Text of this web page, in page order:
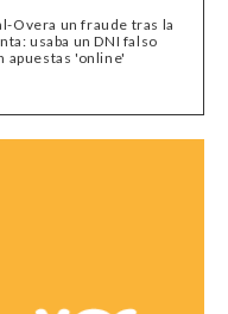
Overa un fraude tras la
usaba un DNI falso
apuestas 'online'